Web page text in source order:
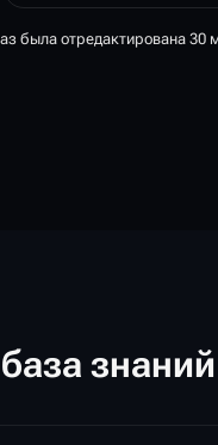
была отредактирована 30
знаний